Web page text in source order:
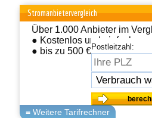
Stromanbietervergleich
Über 1.000 Anbieter im
● Kostenlos und einfach
● bis zu 500 € sparen
Postleitzahl: